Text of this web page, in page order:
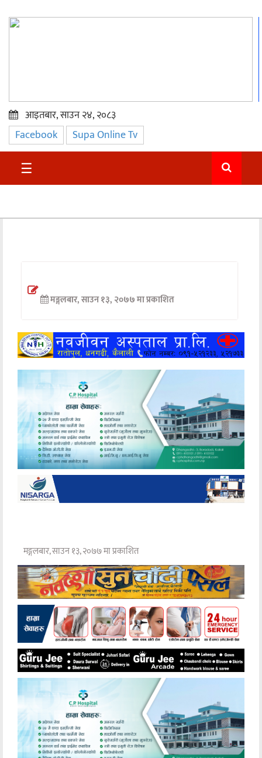
प्रमुख
समाचार
सुदुर
अन्तर्वार्ता
खेलकुद
मनोरञ्जन
अन्य
आइतबार, साउन २४, २०८३
Facebook Supa Online Tv
☰
मङ्गलबार, साउन १३, २०७७ मा प्रकाशित
मङ्गलबार, साउन १३, २०७७ मा प्रकाशित